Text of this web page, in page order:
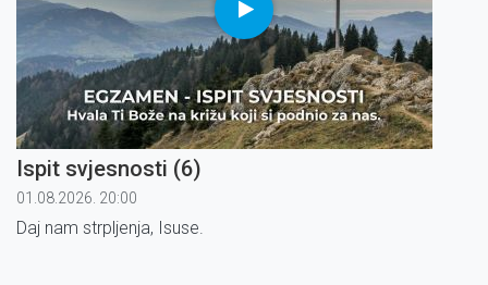
Ispit svjesnosti (6)
01.08.2026. 20:00
Daj nam strpljenja, Isuse.